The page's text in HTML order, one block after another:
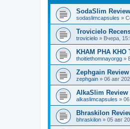
SodaSlim
sodaslimcapsules »
Trovicielo
trovicielo » Вчера,
KHAM PHA KHO
thoitiethomnayorgg »
Zephgain
zephgain » 06 авг
AlkaSlim Review
alkaslimcapsules »
Bhraskilon
bhraskilon » 05 авг